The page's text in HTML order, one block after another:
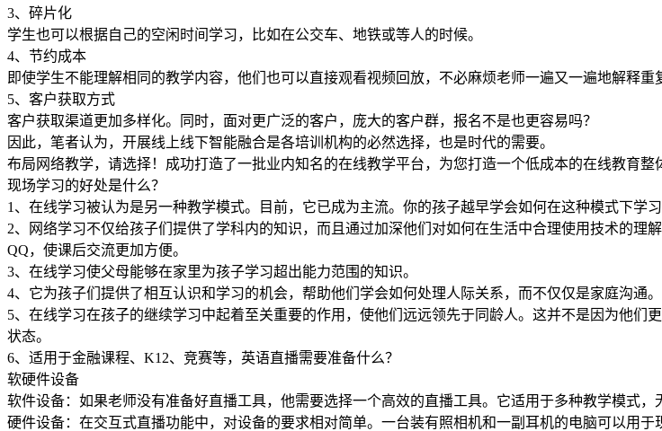
3、碎片化
学生也可以根据自己的空闲时间学习，比如在公交车、地铁或等人的时候。
4、节约成本
即使学生不能理解相同的教学内容，他们也可以直接观看视频回放，不必麻烦老师一遍又一遍地解释重
5、客户获取方式
客户获取渠道更加多样化。同时，面对更广泛的客户，庞大的客户群，报名不是也更容易吗？
因此，笔者认为，开展线上线下智能融合是各培训机构的必然选择，也是时代的需要。
布局网络教学，请选择！成功打造了一批业内知名的在线教学平台，为您打造一个低成本的在线教育
现场学习的好处是什么？
1、在线学习被认为是另一种教学模式。目前，它已成为主流。你的孩子越早学会如何在这种模式下学
2、网络学习不仅给孩子们提供了学科内的知识，而且通过加深他们对如何在生活中合理使用技术的
QQ，使课后交流更加方便。
3、在线学习使父母能够在家里为孩子学习超出能力范围的知识。
4、它为孩子们提供了相互认识和学习的机会，帮助他们学会如何处理人际关系，而不仅仅是家庭沟通。
5、在线学习在孩子的继续学习中起着至关重要的作用，使他们远远领先于同龄人。这并不是因为他
状态。
6、适用于金融课程、K12、竞赛等，英语直播需要准备什么？
软硬件设备
软件设备：如果老师没有准备好直播工具，他需要选择一个高效的直播工具。它适用于多种教学模式，
硬件设备：在交互式直播功能中，对设备的要求相对简单。一台装有照相机和一副耳机的电脑可以用